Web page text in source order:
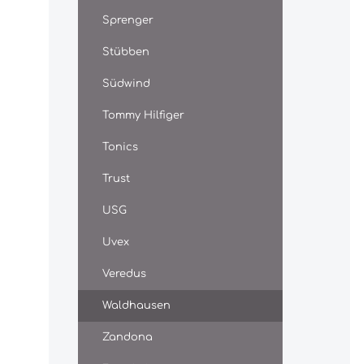
Sprenger
Stübben
Südwind
Tommy Hilfiger
Tonics
Trust
USG
Uvex
Veredus
Waldhausen
Zandona